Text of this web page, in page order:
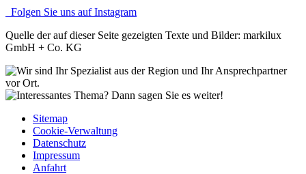
Folgen Sie uns auf Instagram
Quelle der auf dieser Seite gezeigten Texte und Bilder: markilux
GmbH + Co. KG
Sitemap
Cookie-Verwaltung
Datenschutz
Impressum
Anfahrt